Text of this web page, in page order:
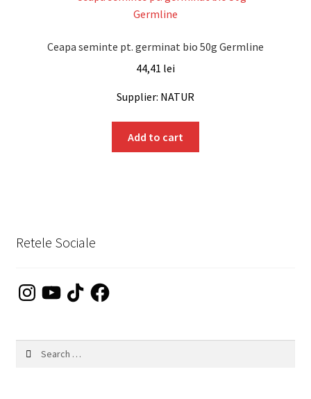
Ceapa seminte pt. germinat bio 50g Germline
44,41 lei
Supplier: NATUR
Add to cart
Retele Sociale
InstagramYouTubeTikTokFacebook